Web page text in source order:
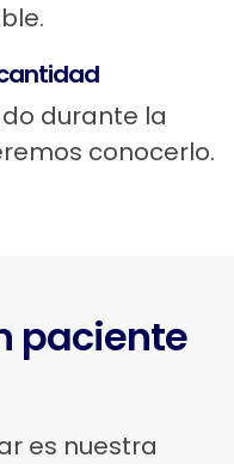
durante la
conocerlo.
paciente
es nuestra